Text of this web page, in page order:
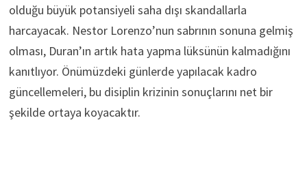
olduğu büyük potansiyeli saha dışı skandallarla
harcayacak. Nestor Lorenzo’nun sabrının sonuna gelmiş
olması, Duran’ın artık hata yapma lüksünün kalmadığını
kanıtlıyor. Önümüzdeki günlerde yapılacak kadro
güncellemeleri, bu disiplin krizinin sonuçlarını net bir
şekilde ortaya koyacaktır.